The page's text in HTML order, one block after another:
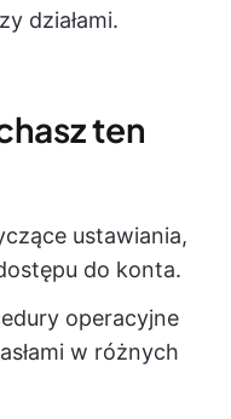
działami.
ten
ustawiania,
do konta.
operacyjne
w różnych